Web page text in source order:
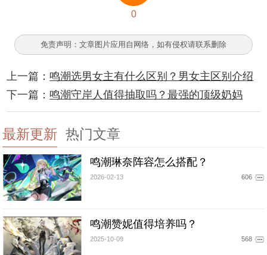
0
免责声明：文章图片应用自网络，如有侵权请联系删除
上一篇：鸣潮选男女主有什么区别？男女主区别介绍
下一篇：鸣潮守岸人值得抽取吗？最强的顶级奶妈
最新更新 热门文章
鸣潮琳奈阵容怎么搭配？
2026-02-13 606
鸣潮赞妮值得培养吗？
2025-10-09 568